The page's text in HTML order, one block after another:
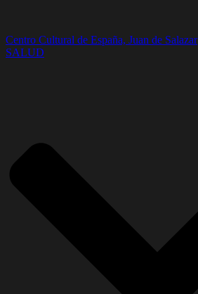
Centro Cultural de España, Juan de Salazar
SALUD